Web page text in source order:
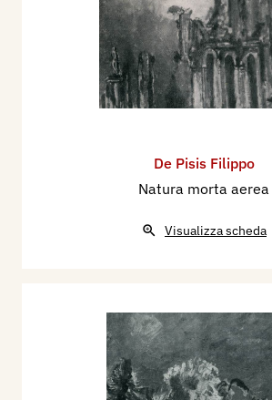
De Pisis Filippo
Natura morta aerea
Visualizza scheda